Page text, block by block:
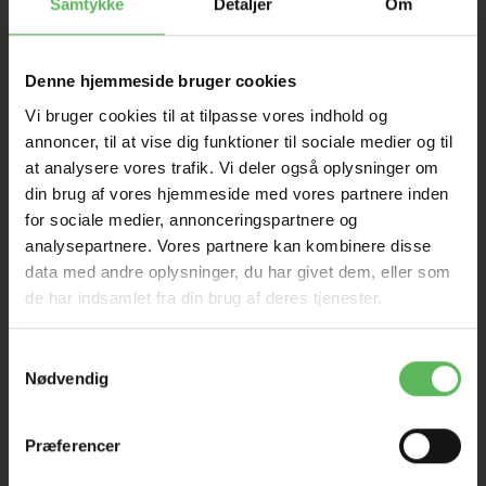
Samtykke Detaljer Om
Denne hjemmeside bruger cookies
Vi bruger cookies til at tilpasse vores indhold og
annoncer, til at vise dig funktioner til sociale medier og til
at analysere vores trafik. Vi deler også oplysninger om
din brug af vores hjemmeside med vores partnere inden
for sociale medier, annonceringspartnere og
analysepartnere. Vores partnere kan kombinere disse
data med andre oplysninger, du har givet dem, eller som
de har indsamlet fra din brug af deres tjenester.
Nødvendig
Præferencer
Tilbud GÆLDER IKKE
I FYSISK BUTIKKERE
BESKRIVELSE ANDRE KØBTE OGSÅ
Burgess er absolut et af de bedste fodere på markedet
til kaniner!
*Forhindrer selektiv spisning
*Indeholder naturlig probiotika for bedre fordøjelse